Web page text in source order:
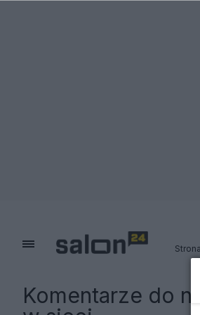
Komentarze do